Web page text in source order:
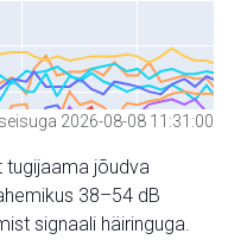
2026-08-08 11:31:00
tugijaama jõudva
38–54 dB
signaali häiringuga.